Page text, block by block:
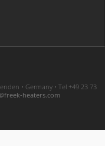
• Germany • Tel +49 23 73
keerf@liam